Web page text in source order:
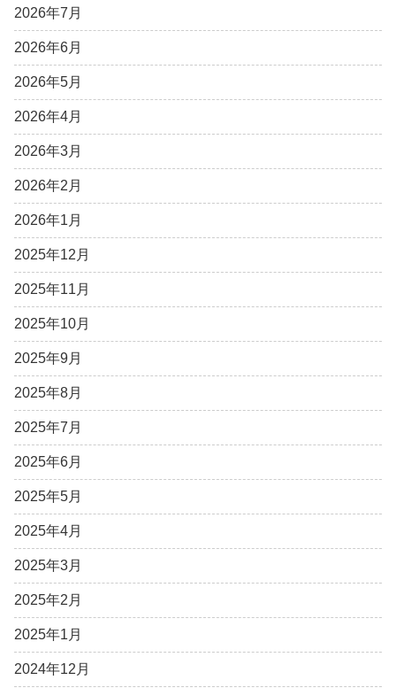
2026年7月
2026年6月
2026年5月
2026年4月
2026年3月
2026年2月
2026年1月
2025年12月
2025年11月
2025年10月
2025年9月
2025年8月
2025年7月
2025年6月
2025年5月
2025年4月
2025年3月
2025年2月
2025年1月
2024年12月